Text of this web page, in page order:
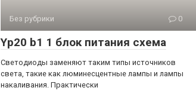
Без рубрики 0
Yp20 b1 1 блок питания схема
Светодиоды заменяют таким типы источников
света, такие как люминесцентные лампы и лампы
накаливания. Практически